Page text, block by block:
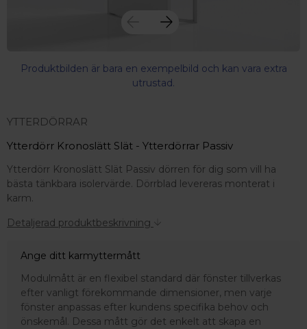
fokus på kvalitet, omtanke och djup kompetens.
Produktbilden är bara en exempelbild och kan vara extra
utrustad.
YTTERDÖRRAR
Ytterdörr Kronoslätt Slät - Ytterdörrar Passiv
Ytterdörr Kronoslätt Slät Passiv dörren för dig som vill ha
bästa tänkbara isolervärde. Dörrblad levereras monterat i
karm.
Detaljerad produktbeskrivning
Ange ditt karmyttermått
Modulmått är en flexibel standard där fönster tillverkas
efter vanligt förekommande dimensioner, men varje
fönster anpassas efter kundens specifika behov och
önskemål. Dessa mått gör det enkelt att skapa en